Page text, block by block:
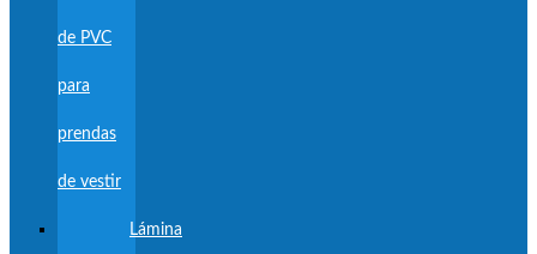
de PVC
para
prendas
de vestir
Lámina